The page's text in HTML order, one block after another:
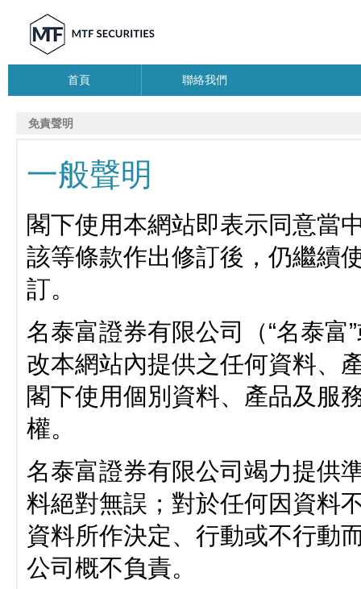
首頁 聯絡我們
免責聲明
一般聲明
閣下使用本網站即表示同意當
該等條款作出修訂後，仍繼續
訂。
名泰富證券有限公司（“名泰富
改本網站內提供之任何資料、
閣下使用個別資料、產品及服
權。
名泰富證券有限公司竭力提供
料絕對無誤；對於任何因資料
資料所作決定、行動或不行動
公司概不負責。